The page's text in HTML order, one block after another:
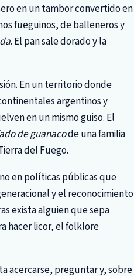
en un tambor convertido en
fueguinos, de balleneros y
. El pan sale dorado y la
En un territorio donde
argentinos y
en un mismo guiso. El
de guanacode una familia
del Fuego.
en políticas públicas que
y el reconocimiento
exista alguien que sepa
hacer licor, el folklore
acercarse, preguntar y, sobre